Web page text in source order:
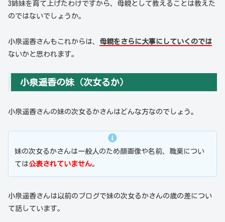
3姉妹を育て上げたわけですから、母親として教えることは教えた
のではないでしょうか。
小泉遥香さんもこれからは、 母親をさらに大事にしていくのでは
ないかと思われます。
小泉遥香の妹（次女るか）
小泉遥香さんの妹の次女るかさんはどんな方なのでしょう。
妹の次女るかさんは一般人のため顔画像や名前、職業につい
ては公表されていません。
小泉遥香さんは以前のブログで妹の次女るかさんの歳の差につい
て話しています。